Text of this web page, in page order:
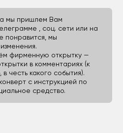
мы пришлем Вам
, соц. сети или на
понравится, мы
фирменную открытку —
в комментариях (к
честь какого события).
с инструкцией по
средство.